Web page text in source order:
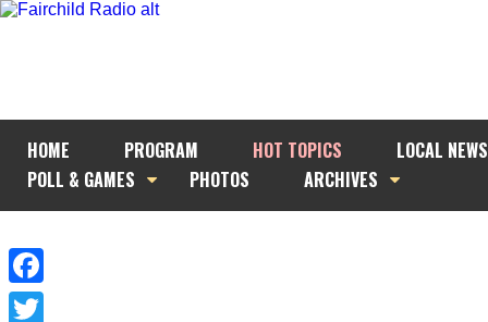
HOME PROGRAM HOT TOPICS
LOCAL NEWS
POLL & GAMES
PHOTOS ARCHIVES
Facebook